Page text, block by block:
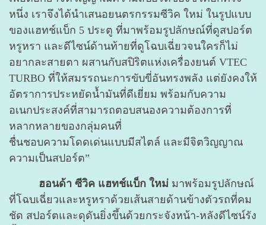
หนึ่ง เราจึงได้นำเสนอยนตรกรรมซีวิค ใหม่ ในรูปแบบ
ของแฮทช์แบ็ก 5 ประตู ที่มาพร้อมรูปลักษณ์ที่ดูสปอร์ต
หรูหรา และดีไซน์ด้านท้ายที่ดูโฉบเฉี่ยวจนใครก็ไม่
อยากละสายตา ผสานกับสปิริตแห่งเครื่องยนต์ VTEC
TURBO ที่ให้สมรรถนะการขับขี่อันทรงพลัง แต่ยังคงให้
อัตราการประหยัดน้ำมันที่ดีเยี่ยม พร้อมกับความ
อเนกประสงค์ที่สามารถตอบสนองความต้องการที่
หลากหลายของกลุ่มคนที่
ชื่นชอบความโดดเด่นแบบมีสไตล์ และมีจิตวิญญาณ
ความเป็นสปอร์ต”
ฮอนด้า ซีวิค แฮทช์แบ็ก ใหม่ มาพร้อมรูปลักษณ์
ที่โฉบเฉี่ยวและหรูหราด้วยเส้นสายด้านข้างตัวรถที่คม
ชัด สปอร์ตและดุดันยิ่งขึ้นด้วยกระจังหน้า-หลังดีไซน์รัง